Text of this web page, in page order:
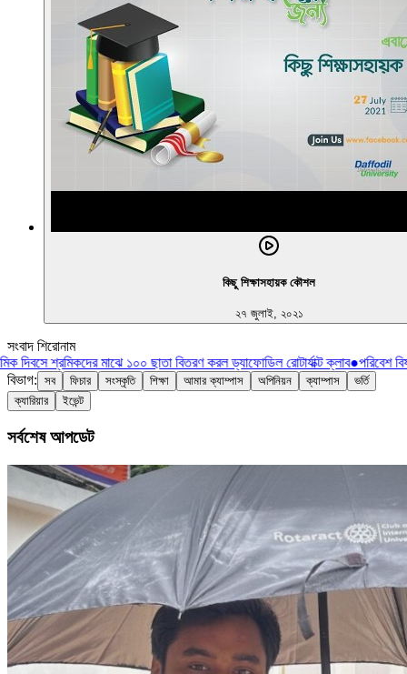
কিছু শিক্ষাসহায়ক কৌশল
২৭ জুলাই, ২০২১
সংবাদ শিরোনাম
দিবসে শ্রমিকদের মাঝে ১০০ ছাতা বিতরণ করল ড্যাফোডিল রোটার্যাক্ট ক্লাব●পরিবেশ
বিভাগ: সব ফিচার সংস্কৃতি শিক্ষা আমার ক্যাম্পাস অপিনিয়ন ক্যাম্পাস
ভর্তি
ক্যারিয়ার
ইভেন্ট
সর্বশেষ আপডেট